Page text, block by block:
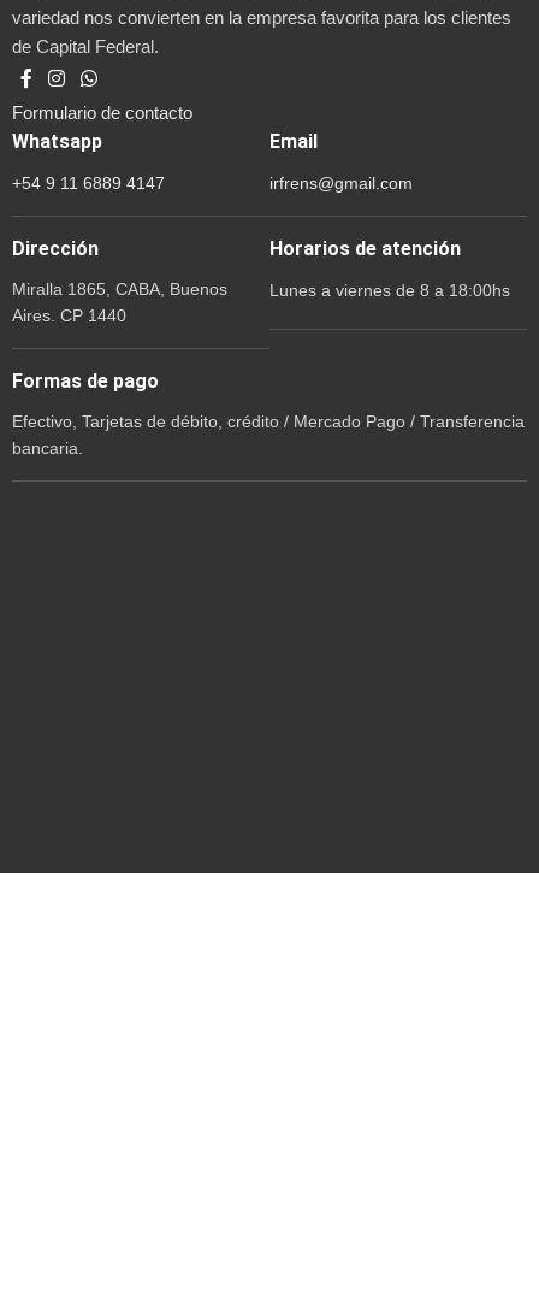
variedad nos convierten en la empresa favorita para los clientes
de Capital Federal.
Formulario de contacto
Whatsapp
+54 9 11 6889 4147
Email
irfrens@gmail.com
Dirección
Miralla 1865, CABA, Buenos
Aires. CP 1440
Horarios de atención
Lunes a viernes de 8 a 18:00hs
Formas de pago
Efectivo, Tarjetas de débito, crédito / Mercado Pago / Transferencia
bancaria.